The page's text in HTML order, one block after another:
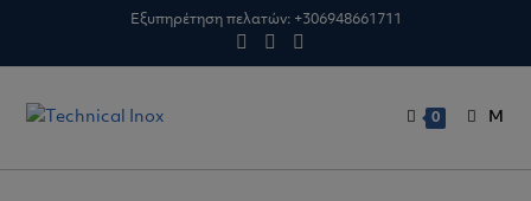
Εξυπηρέτηση πελατών: +306948661711
0 M